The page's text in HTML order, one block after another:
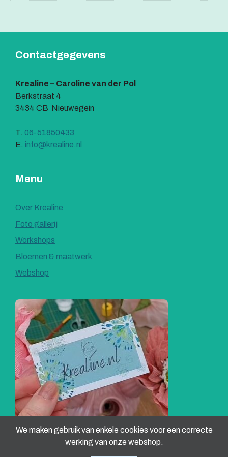
Contactgegevens
Krealine – Caroline van der Pol
Berkstraat 4
3434 CB Nieuwegein
T. 06-51850433
E. info@krealine.nl
Menu
Over Krealine
Foto gallerij
Workshops
Bloemen & maatwerk
Webshop
We maken gebruik van enkele cookies voor een correcte
werking van onze webshop.